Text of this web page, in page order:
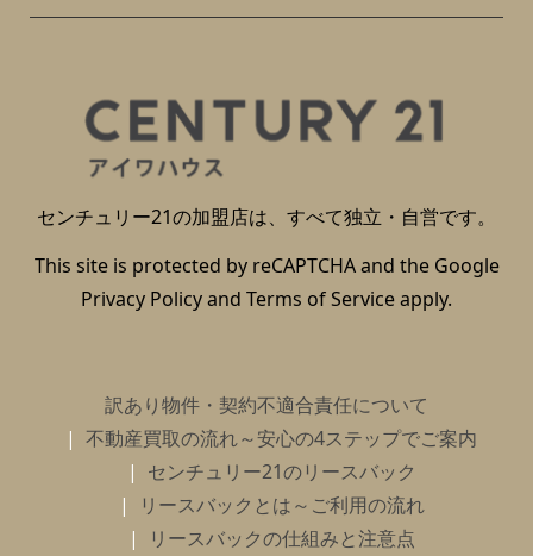
センチュリー21の加盟店は、すべて独立・自営です。
This site is protected by reCAPTCHA and the Google
Privacy Policyand Terms of Serviceapply.
訳あり物件・契約不適合責任について
不動産買取の流れ～安心の4ステップでご案内
センチュリー21のリースバック
リースバックとは～ご利用の流れ
リースバックの仕組みと注意点